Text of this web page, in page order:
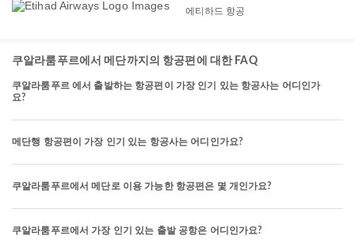
에티하드 항공
쿠알라룸푸르에서 메단까지의 항공편에 대한 FAQ
쿠알라룸푸르 에서 출발하는 항공편이 가장 인기 있는 항공사는 어디인가
요?
메단행 항공편이 가장 인기 있는 항공사는 어디인가요?
쿠알라룸푸르에서 메단로 이용 가능한 항공편은 몇 개인가요?
쿠알라룸푸르에서 가장 인기 있는 출발 공항은 어디인가요?